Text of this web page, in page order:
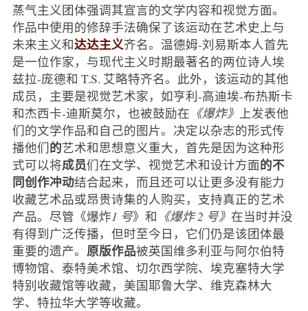
蒸气主义团体强调其宣言的文学内容和视觉方面。
作品中使用的修辞手法确保了该运动在艺术史上与
未来主义和达达主义齐名。温德姆-刘易斯本人首先
是一位作家，与现代主义时期最著名的两位诗人埃
兹拉-庞德和 T.S. 艾略特齐名。此外，该运动的其他
成员，主要是视觉艺术家，如亨利-高迪埃-布热斯卡
和杰西卡-迪斯莫尔，也被鼓励在 《爆炸》 上发表他
们的文学作品和自己的图片。决定以杂志的形式传
播他们的艺术和思想意义重大，首先是因为这种形
式可以将成员们在文学、视觉艺术和设计方面的不
同创作冲动结合起来，而且还可以让更多没有能力
收藏艺术品或昂贵诗集的人购买，支持真正的艺术
产品。尽管《爆炸1 号》和 《爆炸 2 号》 在当时并没
有得到广泛传播，但时至今日，它们仍是该团体最
重要的遗产。 原版作品被英国维多利亚与阿尔伯特
博物馆、泰特美术馆、切尔西学院、埃克塞特大学
特别收藏馆等收藏，美国耶鲁大学、维克森林大
学、特拉华大学等收藏。